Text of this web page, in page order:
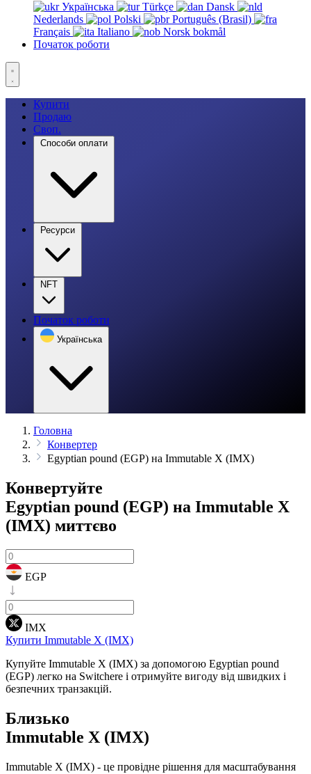
Українська
Türkçe
Dansk
Nederlands
Polski
Português (Brasil)
Français
Italiano
Norsk bokmål
Початок роботи
Купити
Продаю
Своп.
Способи оплати
Ресурси
NFT
Початок роботи
Українська
Головна
Конвертер
Egyptian pound (EGP) на Immutable X (IMX)
Конвертуйте
Egyptian pound (EGP) на Immutable X
(IMX) миттєво
EGP
IMX
Купити Immutable X (IMX)
Купуйте Immutable X (IMX) за допомогою Egyptian pound
(EGP) легко на Switchere і отримуйте вигоду від швидких і
безпечних транзакцій.
Близько
Immutable X (IMX)
Immutable X (IMX) - це провідне рішення для масштабування